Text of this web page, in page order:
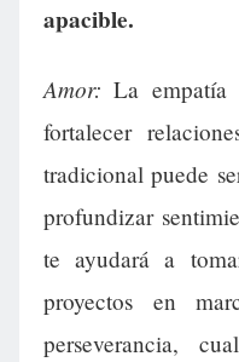
apacible.
Amor: La empatía
fortalecer
tradicional puede
profundizar
te ayudará a
proyectos en
perseverancia,